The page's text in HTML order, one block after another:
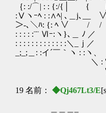
｛: :/⌒| : : {:/{│ { j/
:Ⅴヽｰﾍ : :∧ﾍ| ､＿j､__
＞-､＼ﾊ: {: ﾍ ∨
: : : : :¨¨ Ⅵｰ:ヽ
: : : : : : : : : : : :
_;_;＿: :イ´￣｀
＼
',:
19 名前： ◆Qj467Lt3/E